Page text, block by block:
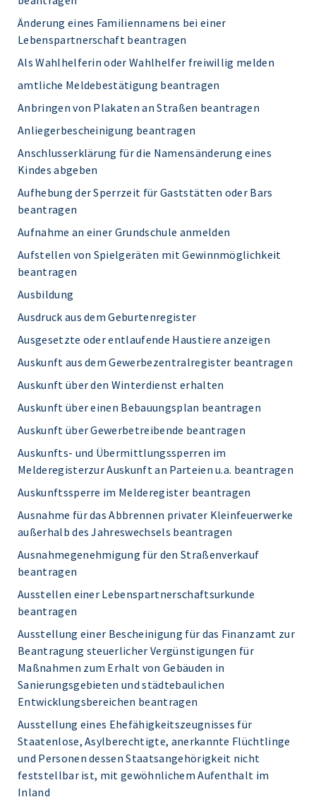
Änderung eines Familiennamens bei einer
Lebenspartnerschaft beantragen
Als Wahlhelferin oder Wahlhelfer freiwillig melden
amtliche Meldebestätigung beantragen
Anbringen von Plakaten an Straßen beantragen
Anliegerbescheinigung beantragen
Anschlusserklärung für die Namensänderung eines
Kindes abgeben
Aufhebung der Sperrzeit für Gaststätten oder Bars
beantragen
Aufnahme an einer Grundschule anmelden
Aufstellen von Spielgeräten mit Gewinnmöglichkeit
beantragen
Ausbildung
Ausdruck aus dem Geburtenregister
Ausgesetzte oder entlaufende Haustiere anzeigen
Auskunft aus dem Gewerbezentralregister beantragen
Auskunft über den Winterdienst erhalten
Auskunft über einen Bebauungsplan beantragen
Auskunft über Gewerbetreibende beantragen
Auskunfts- und Übermittlungssperren im
Melderegisterzur Auskunft an Parteien u.a. beantragen
Auskunftssperre im Melderegister beantragen
Ausnahme für das Abbrennen privater Kleinfeuerwerke
außerhalb des Jahreswechsels beantragen
Ausnahmegenehmigung für den Straßenverkauf
beantragen
Ausstellen einer Lebenspartnerschaftsurkunde
beantragen
Ausstellung einer Bescheinigung für das Finanzamt zur
Beantragung steuerlicher Vergünstigungen für
Maßnahmen zum Erhalt von Gebäuden in
Sanierungsgebieten und städtebaulichen
Entwicklungsbereichen beantragen
Ausstellung eines Ehefähigkeitszeugnisses für
Staatenlose, Asylberechtigte, anerkannte Flüchtlinge
und Personen dessen Staatsangehörigkeit nicht
feststellbar ist, mit gewöhnlichem Aufenthalt im
Inland